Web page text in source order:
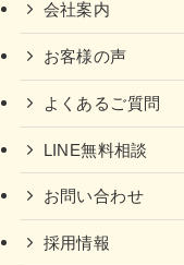
会社案内
お客様の声
よくあるご質問
LINE無料相談
お問い合わせ
採用情報